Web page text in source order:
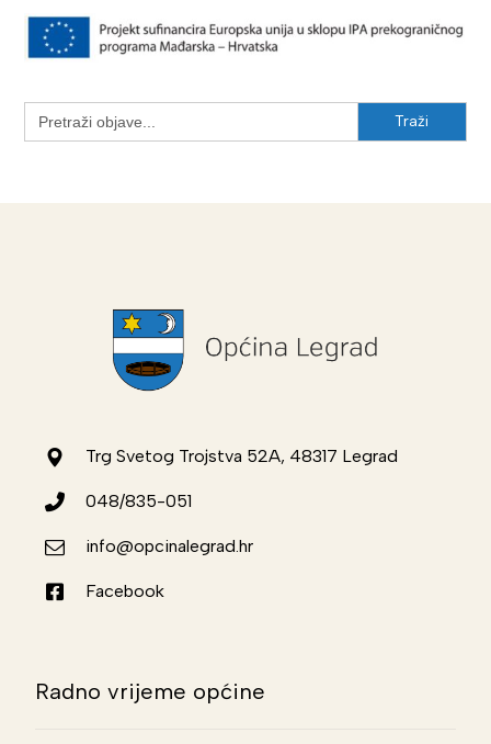
Search
for:
Trg Svetog Trojstva 52A, 48317 Legrad
048/835-051
info@opcinalegrad.hr
Facebook
Radno vrijeme općine